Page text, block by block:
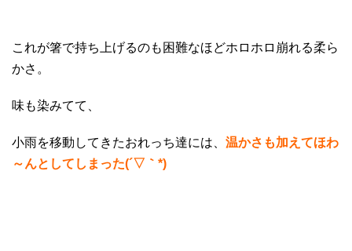
これが箸で持ち上げるのも困難なほどホロホロ崩れる柔ら
かさ。
味も染みてて、
小雨を移動してきたおれっち達には、 温かさも加えてほわ
～んとしてしまった(´▽｀*)